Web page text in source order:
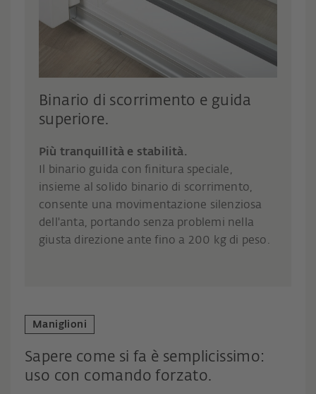
Binario di scorrimento e guida
superiore.
Più tranquillità e stabilità.
Il binario guida con finitura speciale,
insieme al solido binario di scorrimento,
consente una movimentazione silenziosa
dell'anta, portando senza problemi nella
giusta direzione ante fino a 200 kg di peso.
Maniglioni
Sapere come si fa è semplicissimo:
uso con comando forzato.